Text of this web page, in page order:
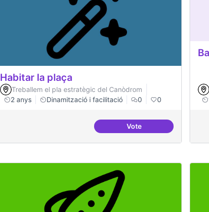
Habitar la plaça
Treballem el pla estratègic del Canòdrom
2 anys
Dinamització i facilitació 0 0
VoteHabitar la plaça